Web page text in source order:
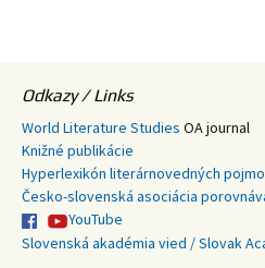
Odkazy / Links
World Literature Studies OA journal
Knižné publikácie
Hyperlexikón literárnovedných
Česko-slovenská asociácia
YouTube
Slovenská akadémia vied / Slovak